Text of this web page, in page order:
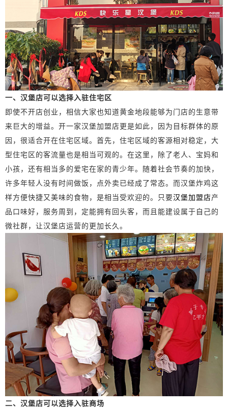
一、汉堡店可以选择入驻住宅区
即使不开店创业，相信大家也知道黄金地段能够为门店的生意带
来巨大的增益。开一家汉堡加盟店更是如此，因为目标群体的原
因，很适合开在住宅区域。首先，住宅区域的客源相对稳定，大
型住宅区的客流量也是相当可观的。在这里，除了老人、宝妈和
小孩，还有相当多的爱宅在家的青少年。随着社会节奏的加快，
许多年轻人没有时间做饭，点外卖已经成了常态。而汉堡炸鸡这
样方便快捷又美味的食物，是相当受欢迎的。只要汉堡加盟店产
品口味好，服务周到，定能拥有回头客，而且能建设属于自己的
微社群，让汉堡店运营的更加长久。
二、汉堡店可以选择入驻商场